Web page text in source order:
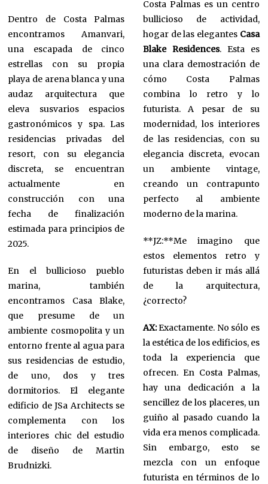
Dentro de Costa Palmas
encontramos Amanvari,
una escapada de cinco
estrellas con su propia
playa de arena blanca y una
audaz arquitectura que
eleva susvarios espacios
gastronómicos y spa. Las
residencias privadas del
resort, con su elegancia
discreta, se encuentran
actualmente en
construcción con una
fecha de finalización
estimada para principios de
2025.
En el bullicioso pueblo
marina, también
encontramos Casa Blake,
que presume de un
ambiente cosmopolita y un
entorno frente al agua para
sus residencias de estudio,
de uno, dos y tres
dormitorios. El elegante
edificio de JSa Architects se
complementa con los
interiores chic del estudio
de diseño de Martin
Brudnizki.
Costa Palmas es un centro
bullicioso de actividad,
hogar de las elegantes Casa
Blake Residences. Esta es
una clara demostración de
cómo Costa Palmas
combina lo retro y lo
futurista. A pesar de su
modernidad, los interiores
de las residencias, con su
elegancia discreta, evocan
un ambiente vintage,
creando un contrapunto
perfecto al ambiente
moderno de la marina.
**JZ:**Me imagino que
estos elementos retro y
futuristas deben ir más allá
de la arquitectura,
¿correcto?
AX:Exactamente. No sólo es
la estética de los edificios, es
toda la experiencia que
ofrecen. En Costa Palmas,
hay una dedicación a la
sencillez de los placeres, un
guiño al pasado cuando la
vida era menos complicada.
Sin embargo, esto se
mezcla con un enfoque
futurista en términos de lo